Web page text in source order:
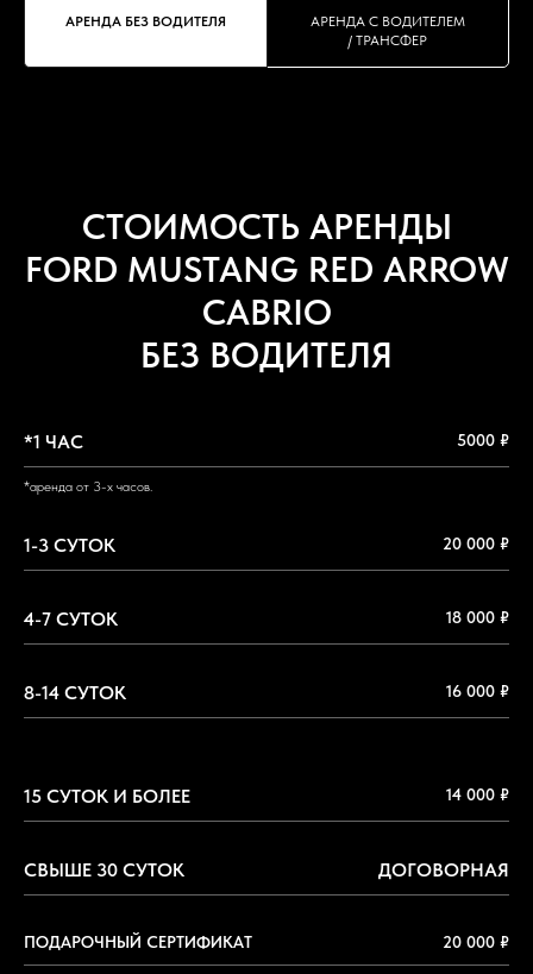
АРЕНДА БЕЗ ВОДИТЕЛЯ
АРЕНДА С ВОДИТЕЛЕМ
/ ТРАНСФЕР
СТОИМОСТЬ АРЕНДЫ
FORD MUSTANG RED ARROW
CABRIO
БЕЗ ВОДИТЕЛЯ
*1 ЧАС 5000 ₽
*аренда от 3-х часов.
1-3 СУТОК 20 000 ₽
4-7 СУТОК 18 000 ₽
8-14 СУТОК 16 000 ₽
15 СУТОК И БОЛЕЕ 14 000 ₽
СВЫШЕ 30 СУТОК ДОГОВОРНАЯ
ПОДАРОЧНЫЙ СЕРТИФИКАТ 20 000 ₽